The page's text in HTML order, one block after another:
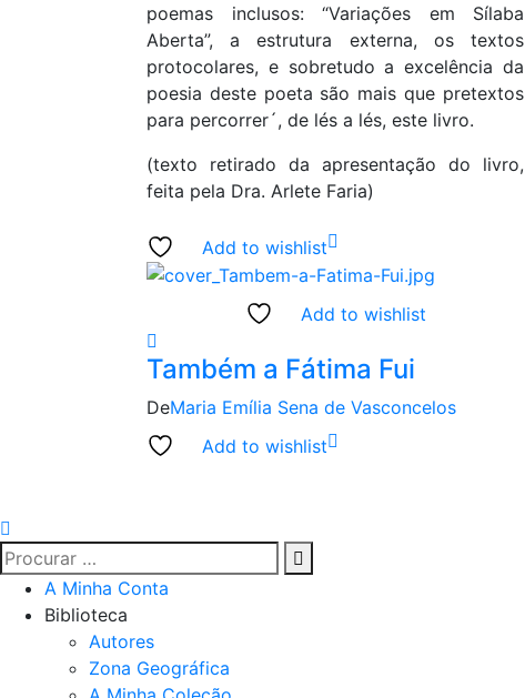
poemas inclusos: “Variações em Sílaba
Aberta”, a estrutura externa, os textos
protocolares, e sobretudo a excelência da
poesia deste poeta são mais que pretextos
para percorrer´, de lés a lés, este livro.
(texto retirado da apresentação do livro,
feita pela Dra. Arlete Faria)
Add to wishlist
Add to wishlist
Também a Fátima Fui
DeMaria Emília Sena de Vasconcelos
Add to wishlist
A Minha Conta
Biblioteca
Autores
Zona Geográfica